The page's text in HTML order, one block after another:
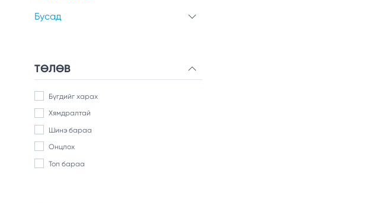
Бусад
ТӨЛӨВ
Бүгдийг харах
Хямдралтай
Шинэ бараа
Онцлох
Топ бараа